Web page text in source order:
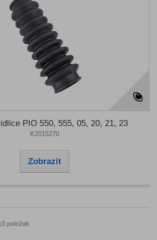
PIO 550, 555, 05, 20, 21, 23
K2015270
Zobrazit
položek